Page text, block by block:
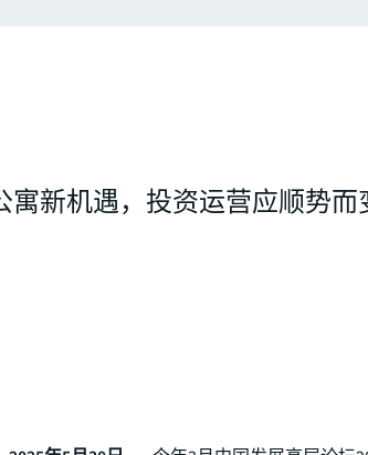
新机遇，投资运营应顺势而